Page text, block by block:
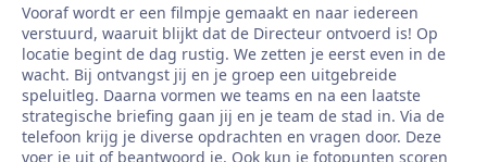
Vooraf wordt er een filmpje gemaakt en naar iedereen
verstuurd, waaruit blijkt dat de Directeur ontvoerd is! Op
locatie begint de dag rustig. We zetten je eerst even in de
wacht. Bij ontvangst jij en je groep een uitgebreide
speluitleg. Daarna vormen we teams en na een laatste
strategische briefing gaan jij en je team de stad in. Via de
telefoon krijg je diverse opdrachten en vragen door. Deze
voer je uit of beantwoord je. Ook kun je fotopunten scoren